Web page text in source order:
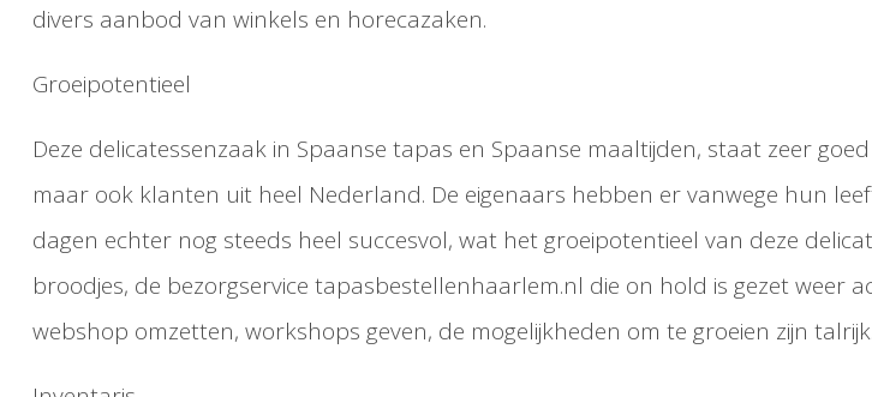
divers aanbod van winkels en horecazaken.
Groeipotentieel
Deze delicatessenzaak in Spaanse tapas en Spaanse maaltijden, staat zeer
maar ook klanten uit heel Nederland. De eigenaars hebben er vanwege hun
dagen echter nog steeds heel succesvol, wat het groeipotentieel van deze
broodjes, de bezorgservice tapasbestellenhaarlem.nl die on hold is gezet weer
webshop omzetten, workshops geven, de mogelijkheden om te groeien zijn talrijk.